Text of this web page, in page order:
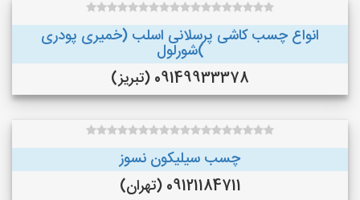
انواع چسب کاشی پرسلانی اسلب (خمیری پودری
)شورلول
09149933378 (تبریز)
چسب سیلیکون نسوز
09121184711 (تهران)